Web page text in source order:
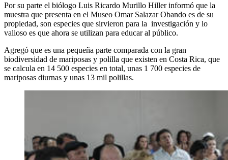
Por su parte el biólogo Luis Ricardo Murillo Hiller informó que la
muestra que presenta en el Museo Omar Salazar Obando es de su
propiedad, son especies que sirvieron para la investigación y lo
valioso es que ahora se utilizan para educar al público.
Agregó que es una pequeña parte comparada con la gran
biodiversidad de mariposas y polilla que existen en Costa Rica, que
se calcula en 14 500 especies en total, unas 1 700 especies de
mariposas diurnas y unas 13 mil polillas.